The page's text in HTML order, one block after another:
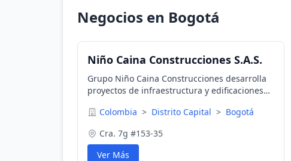
Negocios en Bogotá
Niño Caina Construcciones S.A.S.
Grupo Niño Caina Construcciones desarrolla
proyectos de infraestructura y edificaciones
asegura el cumplimiento de calidad.
Colombia > Distrito Capital > Bogotá
Cra. 7g #153-35
Ver Más